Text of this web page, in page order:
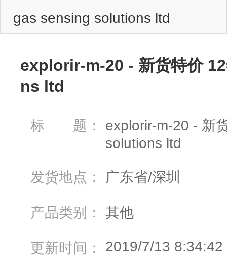
gas sensing solutions ltd
explorir-m-20 - 新货特价
ns ltd
标 题：
explorir-m-20 - 新
solutions ltd
发货地点： 广东省/深圳
产品类别： 其他
更新时间： 2019/7/13 8:34:42